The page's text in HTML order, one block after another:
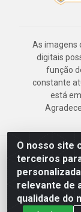
O nosso site
terceiros
relevante de
qualidade do
As imagens
digitais
função
constante
está
Deskontão
Imbiribeira -